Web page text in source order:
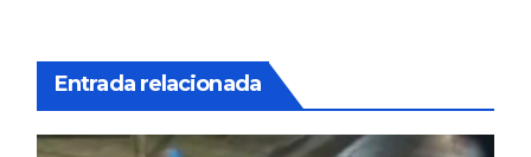
Entrada relacionada